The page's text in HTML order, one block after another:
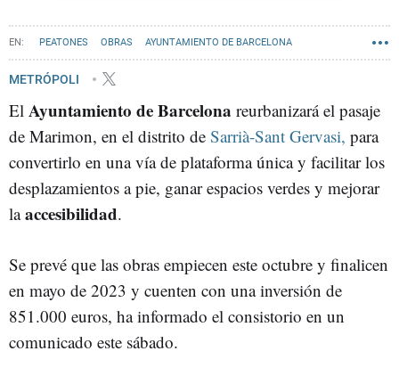
PEATONES OBRAS AYUNTAMIENTO DE BARCELONA
METRÓPOLI
El Ayuntamiento de Barcelona reurbanizará el pasaje
de Marimon, en el distrito de Sarrià-Sant Gervasi, para
convertirlo en una vía de plataforma única y facilitar los
desplazamientos a pie, ganar espacios verdes y mejorar
laaccesibilidad.
Se prevé que las obras empiecen este octubre y finalicen
en mayo de 2023 y cuenten con una inversión de
851.000 euros, ha informado el consistorio en un
comunicado este sábado.